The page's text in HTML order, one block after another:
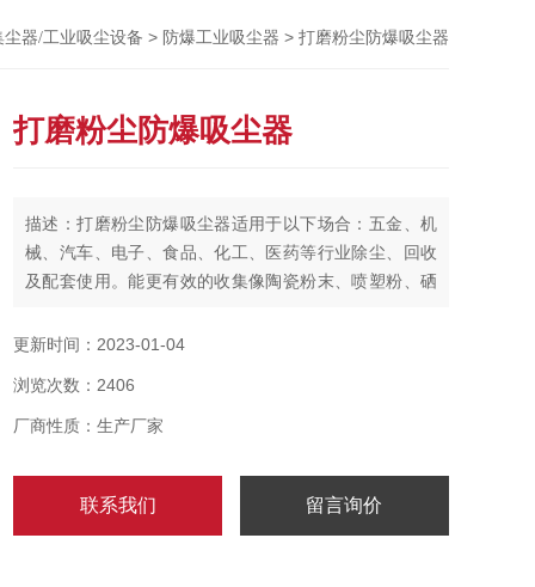
尘器/工业吸尘设备 > 防爆工业吸尘器 > 打磨粉尘防爆吸尘器
打磨粉尘防爆吸尘器
描述：打磨粉尘防爆吸尘器适用于以下场合：五金、机
械、汽车、电子、食品、化工、医药等行业除尘、回收
及配套使用。能更有效的收集像陶瓷粉末、喷塑粉、硒
屑、沙石、木屑和大量的灰尘，可吸少量的水或油，如
上使用工业大功率吸尘器配有手动振尘功能，当过滤器
被堵塞，吸力不足时只需要轻轻的晃动振尘杆，就能将
更新时间：2023-01-04
浏览次数：2406
厂商性质：生产厂家
联系我们 留言询价